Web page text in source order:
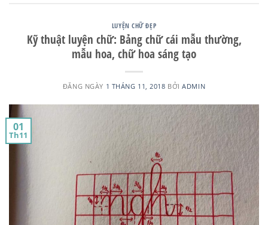
LUYỆN CHỮ ĐẸP
Kỹ thuật luyện chữ: Bảng chữ cái mẫu thường,
mẫu hoa, chữ hoa sáng tạo
ĐĂNG NGÀY 1 THÁNG 11, 2018 BỞIADMIN
01
Th11